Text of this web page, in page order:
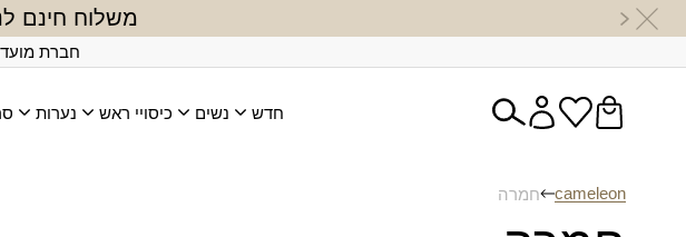
משלוח חינם
חברת
חדש נשים כיסויי ראש נערות
cameleon חמרה